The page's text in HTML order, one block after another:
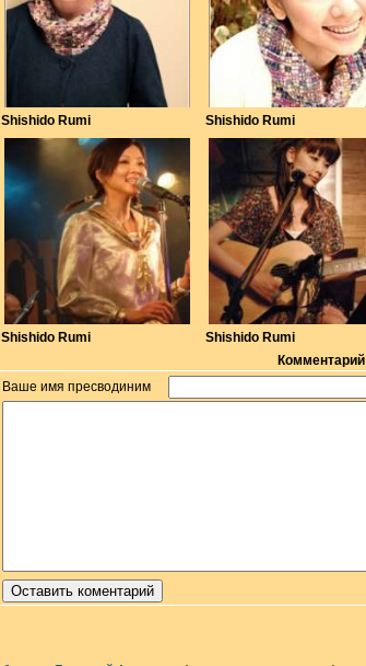
Shishido Rumi Shishido Rumi
Shishido Rumi
Shishido Rumi
Комментарий
Ваше имя пресводиним